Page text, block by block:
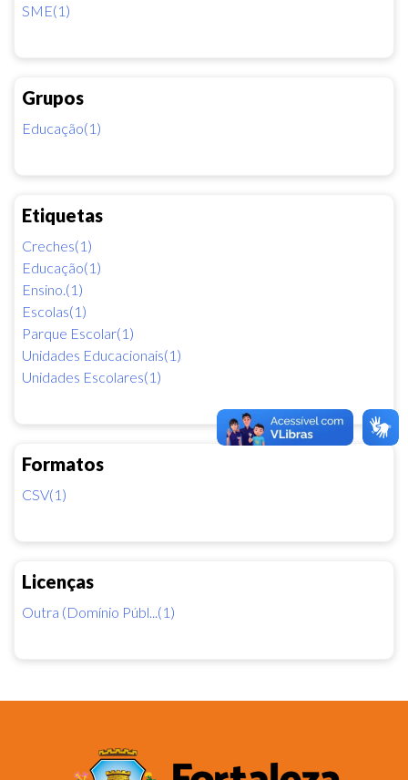
SME(1)
Grupos
Educação(1)
Etiquetas
Creches(1)
Educação(1)
Ensino.(1)
Escolas(1)
Parque Escolar(1)
Unidades Educacionais(1)
Unidades Escolares(1)
Formatos
CSV(1)
Licenças
Outra (Domínio Públ...(1)